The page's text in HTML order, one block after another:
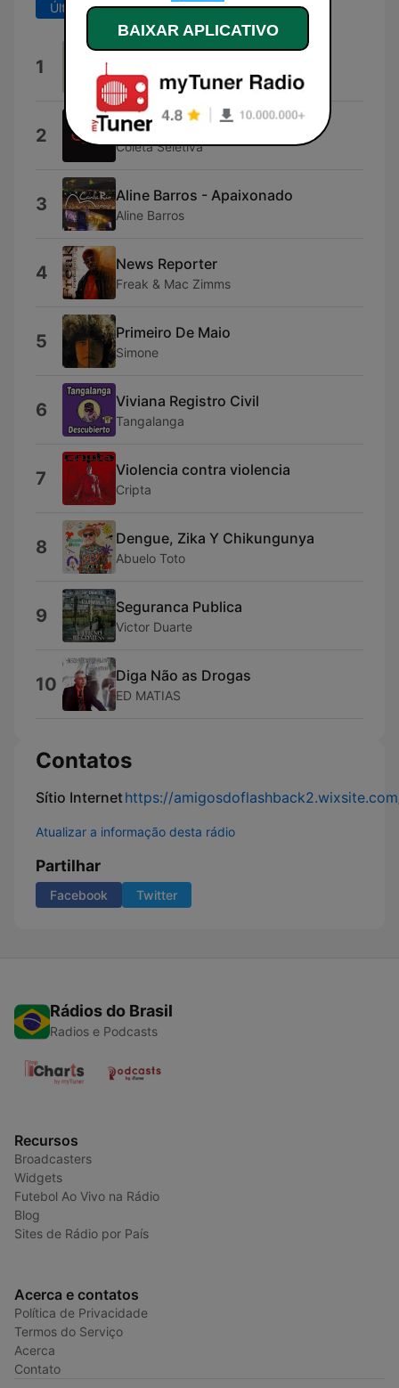
Últimos 7 dias Últimos 30 dias
1 GERALDO LUIZ
2 Stratovibe
Coleta Seletiva
3 Aline Barros - Apaixonado
Aline Barros
4 News Reporter
Freak & Mac Zimms
5 Primeiro De Maio
Simone
6 Viviana Registro Civil
Tangalanga
7 Violencia contra violencia
Cripta
8 Dengue, Zika Y Chikungunya
Abuelo Toto
9 Seguranca Publica
Victor Duarte
10 Diga Não as Drogas
ED MATIAS
Contatos
Sítio Internethttps://
Atualizar a informação desta rádio
Partilhar
Facebook Twitter
Rádios do Brasil
Radios e Podcasts
Recursos
Broadcasters
Widgets
Futebol Ao Vivo na Rádio
Blog
Sites de Rádio por País
Acerca e contatos
Política de Privacidade
Termos do Serviço
Acerca
Contato
BAIXAR APLICATIVO